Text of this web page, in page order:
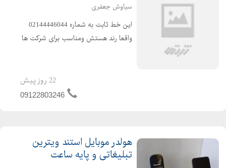
سیاوش جعفری
این خط ثابت به شماره 02144446044
واقعا رند هستش ومناسب برای شرکت ها
22 روز پیش
09122803246
هولدر موبایل استند ویترین
تبلیغاتی و پایه ساعت